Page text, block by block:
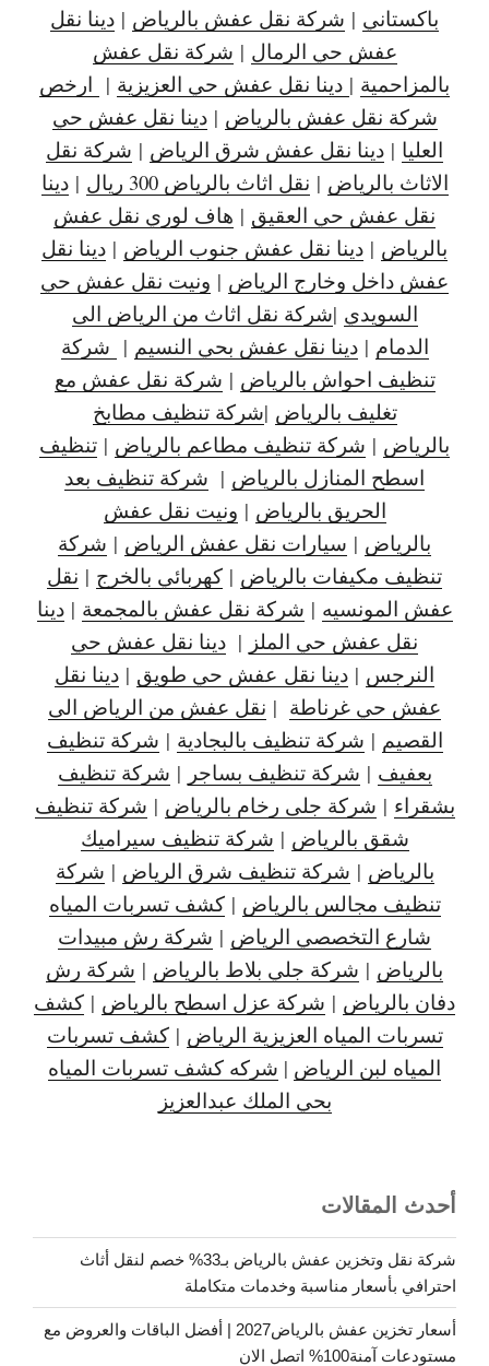
باكستاني | شركة نقل عفش بالرياض | دينا نقل
عفش حي الرمال | شركة نقل عفش
بالمزاحمية | دينا نقل عفش حي العزيزية | ارخص
شركة نقل عفش بالرياض |دينا نقل عفش حي
العليا | دينا نقل عفش شرق الرياض | شركة نقل
الاثاث بالرياض | نقل اثاث بالرياض 300 ريال |دينا
نقل عفش حي العقيق | هاف لوري نقل عفش
بالرياض | دينا نقل عفش جنوب الرياض | دينا نقل
عفش داخل وخارج الرياض | ونيت نقل عفش حي
السويدي |شركة نقل اثاث من الرياض الى
الدمام |دينا نقل عفش بحي النسيم | شركة
تنظيف احواش بالرياض | شركة نقل عفش مع
تغليف بالرياض |شركة تنظيف مطابخ
بالرياض | شركة تنظيف مطاعم بالرياض | تنظيف
اسطح المنازل بالرياض | شركة تنظيف بعد
الحريق بالرياض | ونيت نقل عفش
بالرياض | سيارات نقل عفش الرياض | شركة
تنظيف مكيفات بالرياض | كهربائي بالخرج | نقل
عفش المونسيه | شركة نقل عفش بالمجمعة |دينا
نقل عفش حي الملز | دينا نقل عفش حي
النرجس | دينا نقل عفش حي طويق | دينا نقل
عفش حي غرناطة | نقل عفش من الرياض الى
القصيم | شركة تنظيف بالبجادية | شركة تنظيف
بعفيف | شركة تنظيف بساجر | شركة تنظيف
بشقراء | شركة جلى رخام بالرياض | شركة تنظيف
شقق بالرياض | شركة تنظيف سيراميك
بالرياض | شركة تنظيف شرق الرياض | شركة
تنظيف مجالس بالرياض |كشف تسربات المياه
شارع التخصصي الرياض | شركة رش مبيدات
بالرياض | شركة جلي بلاط بالرياض | شركة رش
دفان بالرياض | شركة عزل اسطح بالرياض | كشف
تسربات المياه العزيزية الرياض |كشف تسربات
المياه لبن الرياض | شركه كشف تسربات المياه
بحي الملك عبدالعزيز
أحدث المقالات
شركة نقل وتخزين عفش بالرياض بـ33% خصم لنقل أثاث
احترافي بأسعار مناسبة وخدمات متكاملة
أسعار تخزين عفش بالرياض2027 | أفضل الباقات والعروض مع
مستودعات آمنة100% اتصل الان